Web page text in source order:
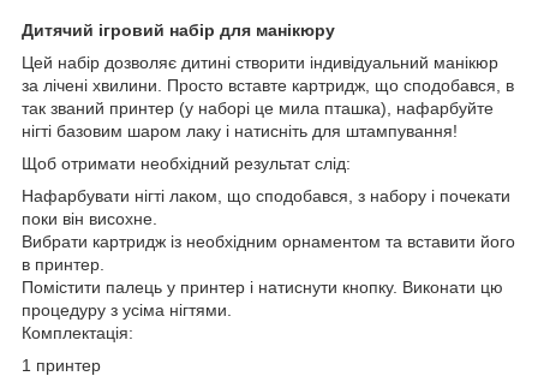
Дитячий ігровий набір для манікюру
Цей набір дозволяє дитині створити індивідуальний манікюр
за лічені хвилини. Просто вставте картридж, що сподобався, в
так званий принтер (у наборі це мила пташка), нафарбуйте
нігті базовим шаром лаку і натисніть для штампування!
Щоб отримати необхідний результат слід:
Нафарбувати нігті лаком, що сподобався, з набору і почекати
поки він висохне.
Вибрати картридж із необхідним орнаментом та вставити його
в принтер.
Помістити палець у принтер і натиснути кнопку. Виконати цю
процедуру з усіма нігтями.
Комплектація:
1 принтер